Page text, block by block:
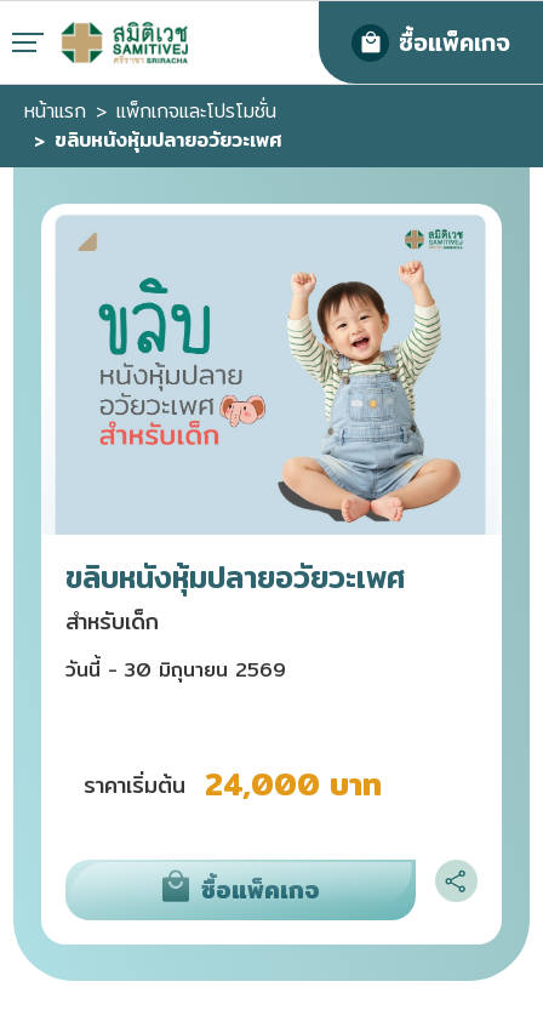
ซื้อแพ็คเกจ
หน้าแรก
แพ็กเกจและโปรโมชั่น
ขลิบหนังหุ้มปลายอวัยวะเพศ
ขลิบหนังหุ้มปลายอวัยวะเพศ
สำหรับเด็ก
วันนี้ - 30 มิถุนายน 2569
ราคาเริ่มต้น 24,000 บาท
ซื้อแพ็คเกจ